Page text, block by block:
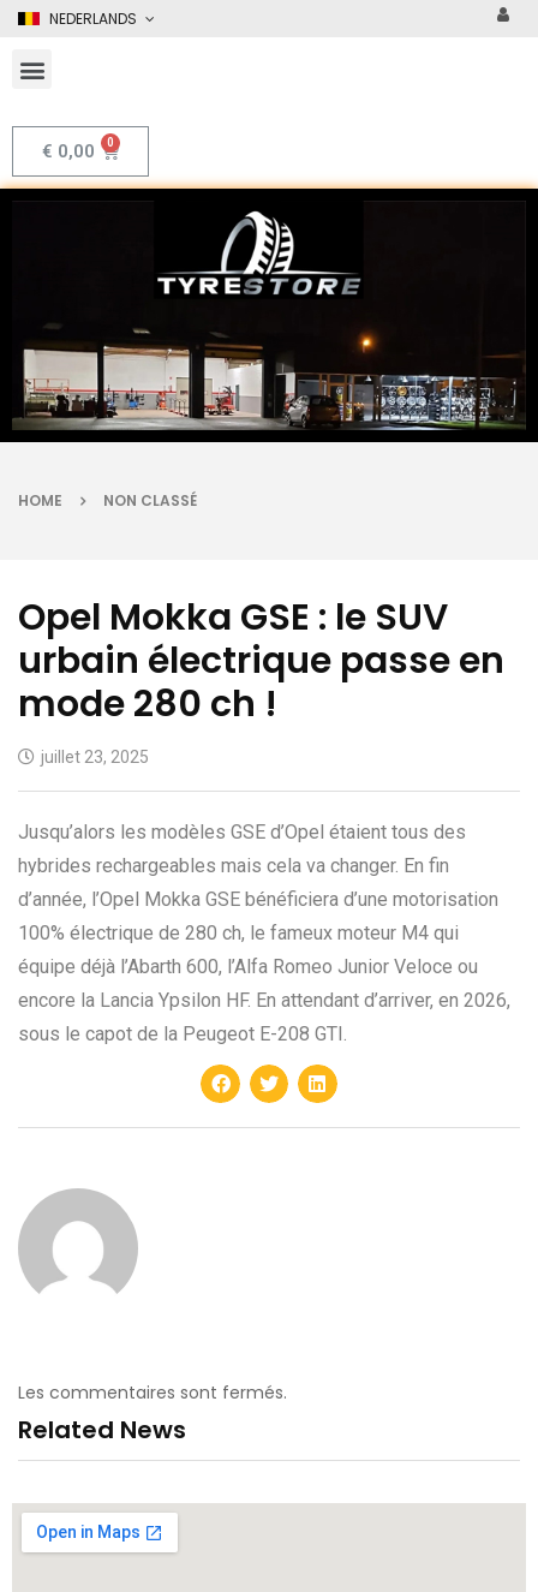
NEDERLANDS
€ 0,00
HOME NON CLASSÉ
Opel Mokka GSE : le SUV
urbain électrique passe en
mode 280 ch !
juillet 23, 2025
Jusqu’alors les modèles GSE d’Opel étaient tous des
hybrides rechargeables mais cela va changer. En fin
d’année, l’Opel Mokka GSE bénéficiera d’une motorisation
100% électrique de 280 ch, le fameux moteur M4 qui
équipe déjà l’Abarth 600, l’Alfa Romeo Junior Veloce ou
encore la Lancia Ypsilon HF. En attendant d’arriver, en 2026,
sous le capot de la Peugeot E-208 GTI.
Les commentaires sont fermés.
Related News